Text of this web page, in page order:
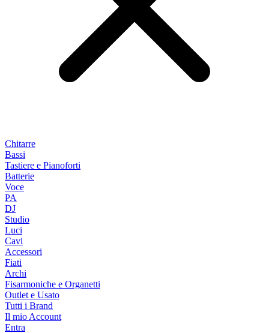
Chitarre
Bassi
Tastiere e Pianoforti
Batterie
Voce
PA
DJ
Studio
Luci
Cavi
Accessori
Fiati
Archi
Fisarmoniche e Organetti
Outlet e Usato
Tutti i Brand
Il mio Account
Entra